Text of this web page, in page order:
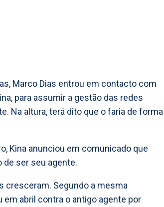
Marco Dias entrou em contacto com
para assumir a gestão das redes
Na altura, terá dito que o faria de forma
Kina anunciou em comunicado que
de ser seu agente.
cresceram. Segundo a mesma
em abril contra o antigo agente por